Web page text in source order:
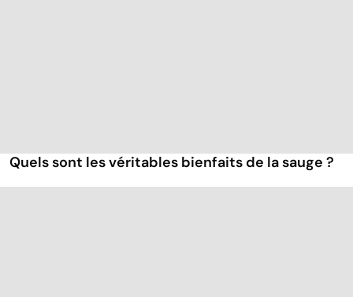
Quels sont les véritables bienfaits de la sauge ?